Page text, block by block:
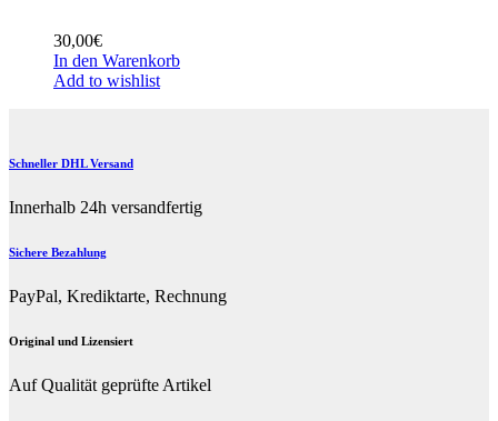
30,00€
In den Warenkorb
Add to wishlist
Schneller DHL Versand
Innerhalb 24h versandfertig
Sichere Bezahlung
PayPal, Krediktarte, Rechnung
Original und Lizensiert
Auf Qualität geprüfte Artikel